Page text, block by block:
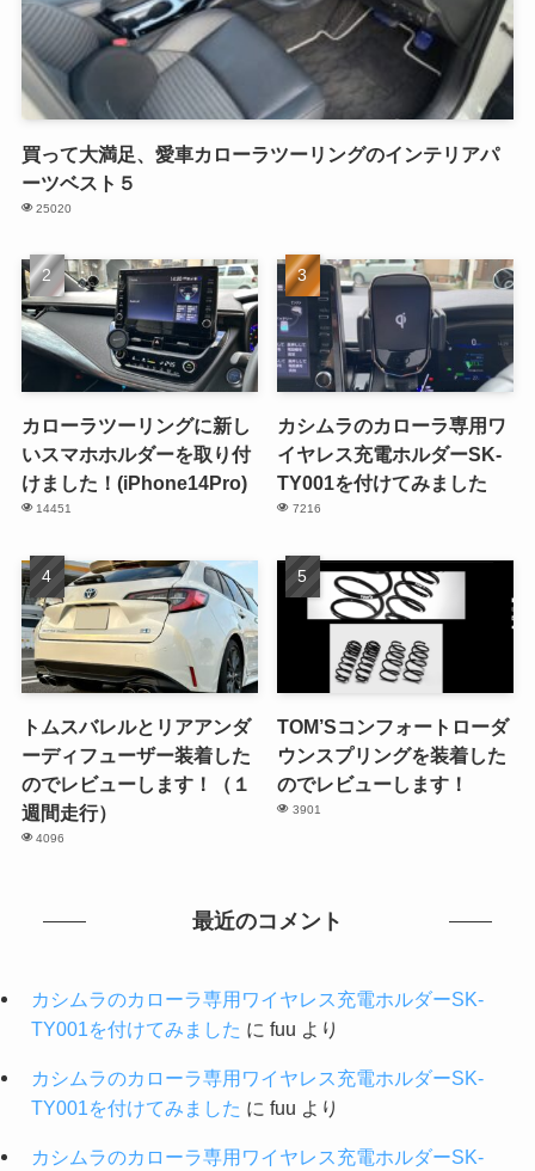
買って大満足、愛車カローラツーリングのインテリアパ
ーツベスト５
25020
カローラツーリングに新し
いスマホホルダーを取り付
けました！(iPhone14Pro)
14451
カシムラのカローラ専用ワ
イヤレス充電ホルダーSK-
TY001を付けてみました
7216
トムスバレルとリアアンダ
ーディフューザー装着した
のでレビューします！（１
週間走行）
4096
TOM’Sコンフォートローダ
ウンスプリングを装着した
のでレビューします！
3901
最近のコメント
カシムラのカローラ専用ワイヤレス充電ホルダーSK-
TY001を付けてみました に fuu より
カシムラのカローラ専用ワイヤレス充電ホルダーSK-
TY001を付けてみました に fuu より
カシムラのカローラ専用ワイヤレス充電ホルダーSK-